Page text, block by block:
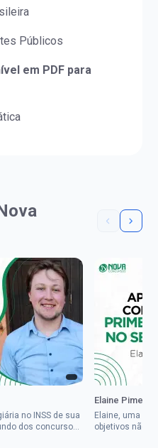
Públicos
em PDF para
no INSS de sua
dos concursos
Elaine
Elaine, uma
objetivos não